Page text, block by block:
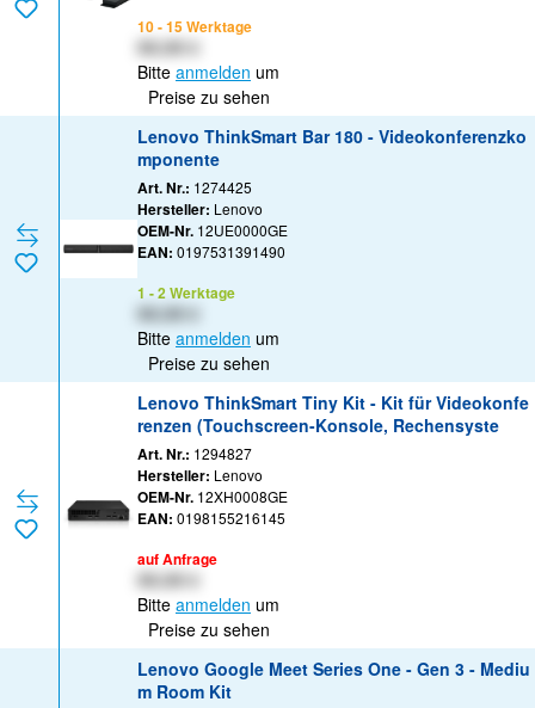
10 - 15 Werktage
XX,XX €
Bitte anmelden um
Preise zu sehen
Lenovo ThinkSmart Bar 180 - Videokonferenzko
mponente
Art. Nr.: 1274425
Hersteller: Lenovo
OEM-Nr. 12UE0000GE
EAN: 0197531391490
1 - 2 Werktage
Bitte anmelden um
Preise zu sehen
Lenovo ThinkSmart Tiny Kit - Kit für Videokonfe
renzen (Touchscreen-Konsole, Rechensyste
Art. Nr.: 1294827
Hersteller: Lenovo
OEM-Nr. 12XH0008GE
EAN: 0198155216145
auf Anfrage
XX,XX €
Bitte anmelden um
Preise zu sehen
Lenovo Google Meet Series One - Gen 3 - Mediu
m Room Kit